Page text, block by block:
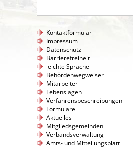
Kontaktformular
Impressum
Datenschutz
Barrierefreiheit
leichte Sprache
Behördenwegweiser
Mitarbeiter
Lebenslagen
Verfahrensbeschreibungen
Formulare
Aktuelles
Mitgliedsgemeinden
Verbandsverwaltung
Amts- und Mitteilungsblatt